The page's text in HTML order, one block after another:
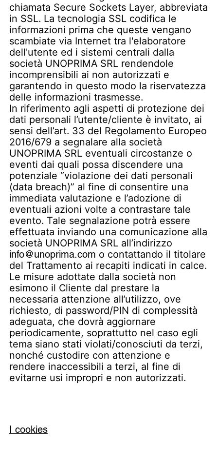
chiamata Secure Sockets Layer, abbreviata
in SSL. La tecnologia SSL codifica le
informazioni prima che queste vengano
scambiate via Internet tra l'elaboratore
dell'utente ed i sistemi centrali dalla
società UNOPRIMA SRL rendendole
incomprensibili ai non autorizzati e
garantendo in questo modo la riservatezza
delle informazioni trasmesse.
In riferimento agli aspetti di protezione dei
dati personali l’utente/cliente è invitato, ai
sensi dell’art. 33 del Regolamento Europeo
2016/679 a segnalare alla società
UNOPRIMA SRL eventuali circostanze o
eventi dai quali possa discendere una
potenziale “violazione dei dati personali
(data breach)” al fine di consentire una
immediata valutazione e l’adozione di
eventuali azioni volte a contrastare tale
evento. Tale segnalazione potrà essere
effettuata inviando una comunicazione alla
società UNOPRIMA SRL all’indirizzo
info@unoprima.com o contattando il titolare
del Trattamento ai recapiti indicati in calce.
Le misure adottate dalla società non
esimono il Cliente dal prestare la
necessaria attenzione all’utilizzo, ove
richiesto, di password/PIN di complessità
adeguata, che dovrà aggiornare
periodicamente, soprattutto nel caso egli
tema siano stati violati/conosciuti da terzi,
nonché custodire con attenzione e
rendere inaccessibili a terzi, al fine di
evitarne usi impropri e non autorizzati.
I cookies